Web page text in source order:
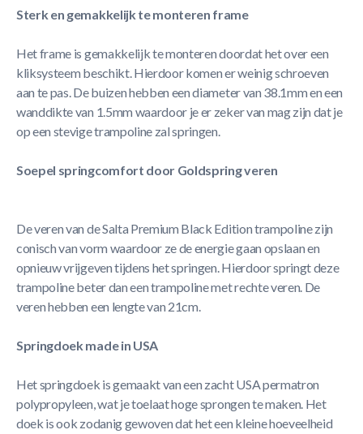
Sterk en gemakkelijk te monteren frame
Het frame is gemakkelijk te monteren doordat het over een
kliksysteem beschikt. Hierdoor komen er weinig schroeven
aan te pas. De buizen hebben een diameter van 38.1mm en een
wanddikte van 1.5mm waardoor je er zeker van mag zijn dat je
op een stevige trampoline zal springen.
Soepel springcomfort door Goldspring veren
De veren van de Salta Premium Black Edition trampoline zijn
conisch van vorm waardoor ze de energie gaan opslaan en
opnieuw vrijgeven tijdens het springen. Hierdoor springt deze
trampoline beter dan een trampoline met rechte veren. De
veren hebben een lengte van 21cm.
Springdoek made in USA
Het springdoek is gemaakt van een zacht USA permatron
polypropyleen, wat je toelaat hoge sprongen te maken. Het
doek is ook zodanig gewoven dat het een kleine hoeveelheid